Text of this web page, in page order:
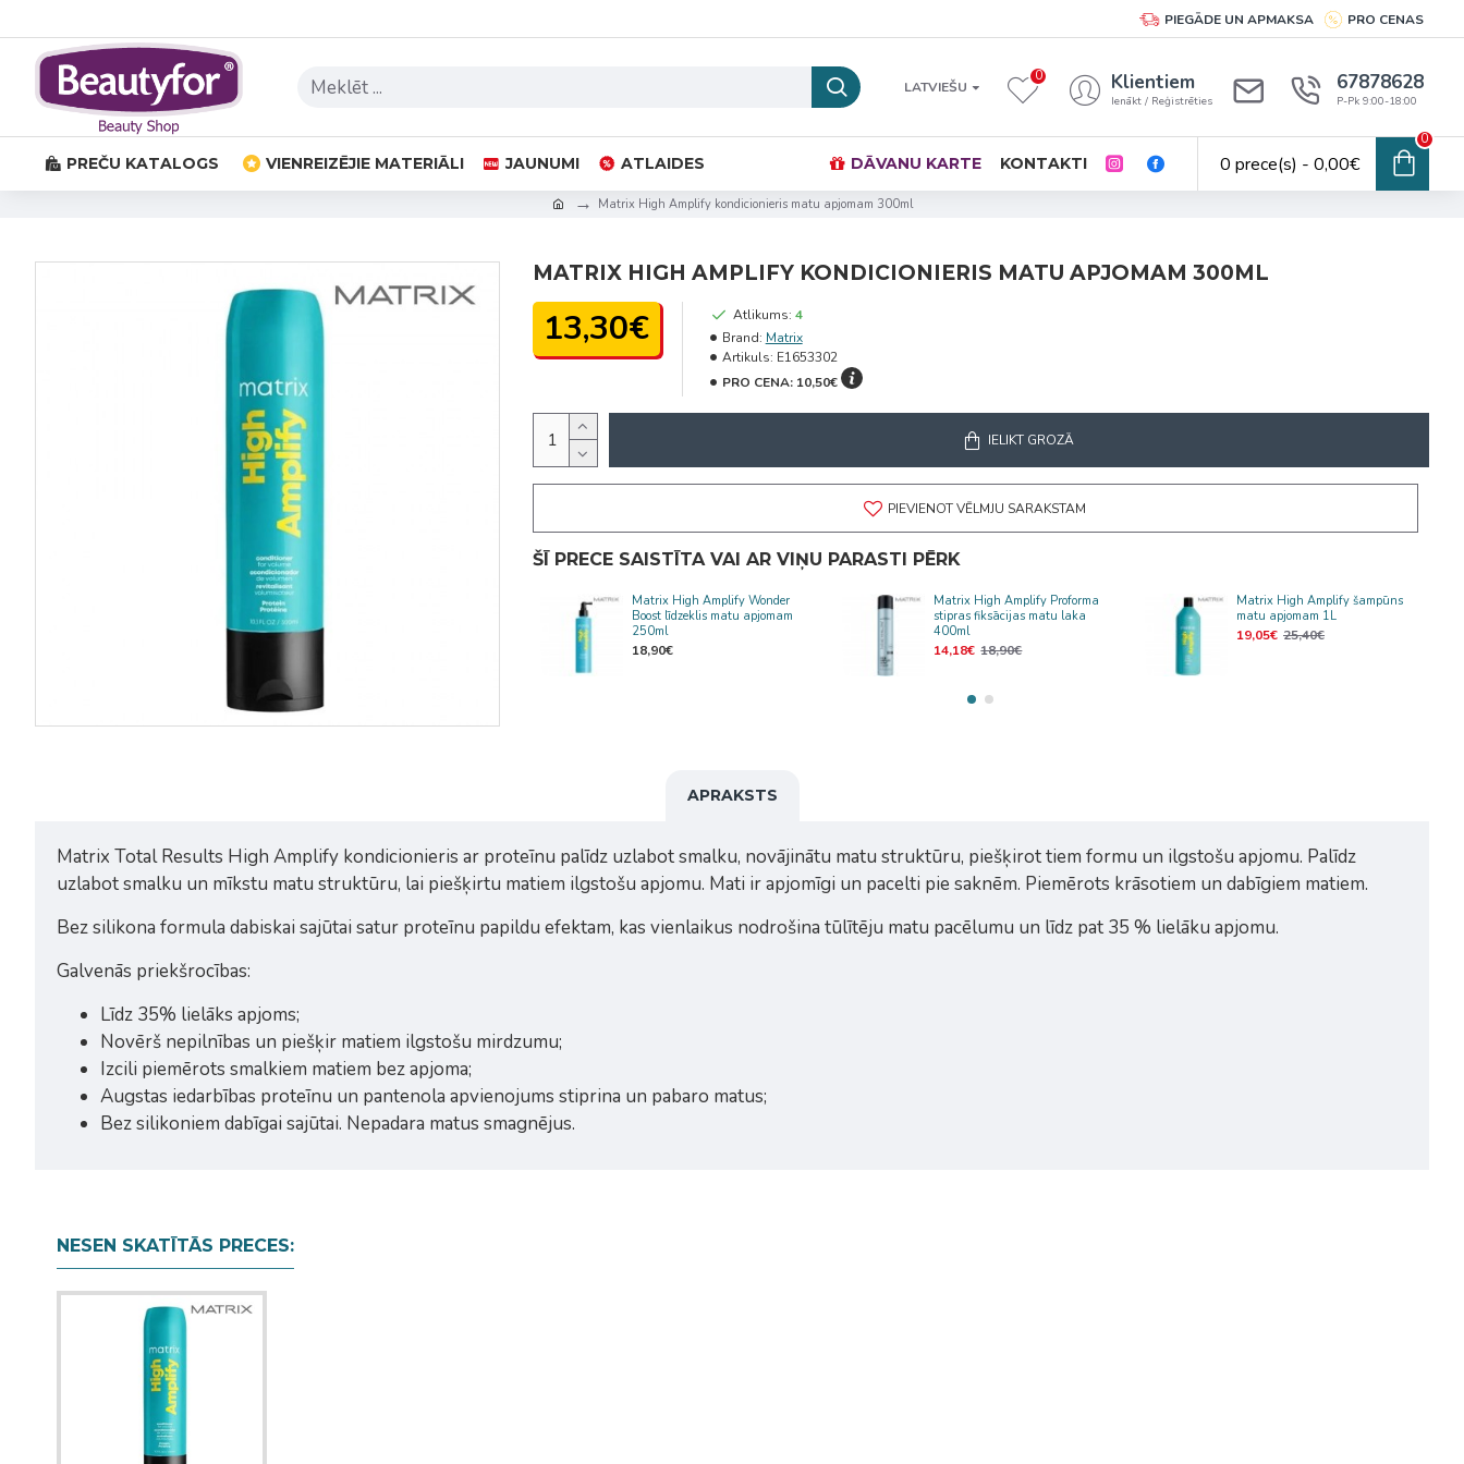
PIEGĀDE UN APMAKSA PRO CENAS
LATVIEŠU
0 Klientiem
Ienākt / Reģistrēties
67878628
P-Pk 9:00-18:00
PREČU KATALOGS VIENREIZĒJIE MATERIĀLI JAUNUMI ATLAIDES DĀVANU KARTE KONTAKTI 0 prece(s) - 0,00€
0
Matrix High Amplify kondicionieris matu apjomam 300ml
MATRIX HIGH AMPLIFY KONDICIONIERIS MATU APJOMAM 300ML
13,30€ Atlikums: 4
Brand: Matrix
Artikuls: E1653302
PRO CENA: 10,50€
IELIKT GROZĀ
PIEVIENOT VĒLMJU SARAKSTAM
ŠĪ PRECE SAISTĪTA VAI AR VIŅU PARASTI PĒRK
Matrix High Amplify Wonder
Boost līdzeklis matu apjomam
250ml
18,90€
Matrix High Amplify Proforma
stipras fiksācijas matu laka
400ml
14,18€ 18,90€
Matrix High Amplify šampūns
matu apjomam 1L
19,05€ 25,40€
APRAKSTS
Matrix Total Results High Amplify kondicionieris ar proteīnu palīdz uzlabot smalku, novājinātu matu struktūru, piešķirot tiem formu un ilgstošu apjomu. Palīdz
uzlabot smalku un mīkstu matu struktūru, lai piešķirtu matiem ilgstošu apjomu. Mati ir apjomīgi un pacelti pie saknēm. Piemērots krāsotiem un dabīgiem matiem.
Bez silikona formula dabiskai sajūtai satur proteīnu papildu efektam, kas vienlaikus nodrošina tūlītēju matu pacēlumu un līdz pat 35 % lielāku apjomu.
Galvenās priekšrocības:
Līdz 35% lielāks apjoms;
Novērš nepilnības un piešķir matiem ilgstošu mirdzumu;
Izcili piemērots smalkiem matiem bez apjoma;
Augstas iedarbības proteīnu un pantenola apvienojums stiprina un pabaro matus;
Bez silikoniem dabīgai sajūtai. Nepadara matus smagnējus.
NESEN SKATĪTĀS PRECES: